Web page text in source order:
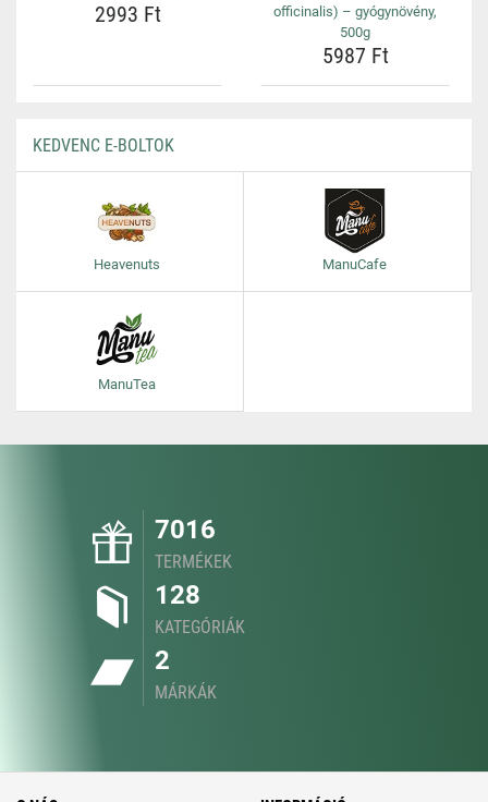
2993 Ft
officinalis) – gyógynövény,
500g
5987 Ft
KEDVENC E-BOLTOK
Heavenuts ManuCafe
ManuTea
7016
TERMÉKEK
128
KATEGÓRIÁK
2
MÁRKÁK